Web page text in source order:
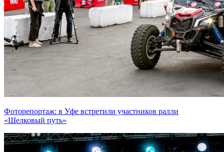
Фоторепортаж: в Уфе встретили участников ралли
«Шелковый путь»